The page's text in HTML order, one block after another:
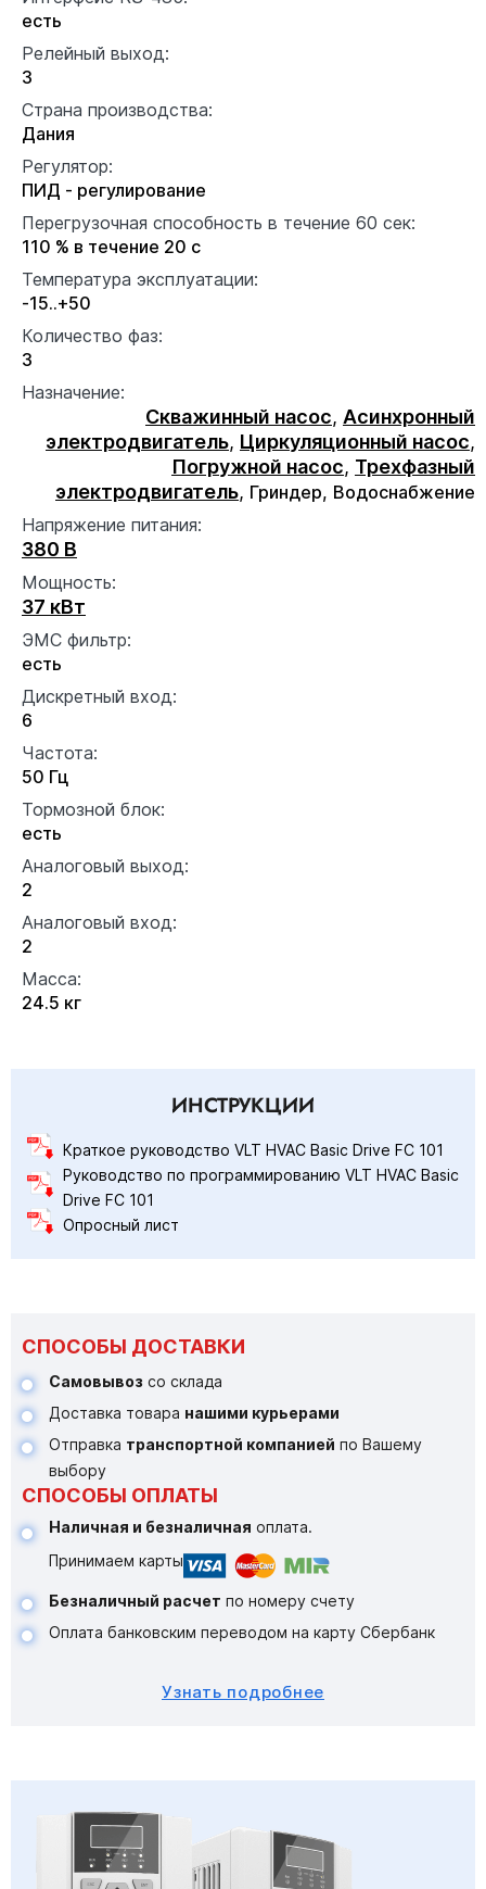
есть
Релейный выход:
3
Страна производства:
Дания
Регулятор:
ПИД - регулирование
Перегрузочная способность в течение 60 сек:
110 % в течение 20 с
Температура эксплуатации:
-15..+50
Количество фаз:
3
Назначение:
Скважинный насос, Асинхронный
электродвигатель, Циркуляционный насос,
Погружной насос, Трехфазный
электродвигатель, Гриндер, Водоснабжение
Напряжение питания:
380 В
Мощность:
37 кВт
ЭМС фильтр:
есть
Дискретный вход:
6
Частота:
50 Гц
Тормозной блок:
есть
Аналоговый выход:
2
Аналоговый вход:
2
Масса:
24.5 кг
ИНСТРУКЦИИ
Краткое руководство VLT HVAC Basic Drive FC 101
Руководство по программированию VLT HVAC Basic
Drive FC 101
Опросный лист
СПОСОБЫ ДОСТАВКИ
Самовывоз со склада
Доставка товара нашими курьерами
Отправка транспортной компанией по Вашему
выбору
СПОСОБЫ ОПЛАТЫ
Наличная и безналичная оплата.
Принимаем карты
Безналичный расчет по номеру счету
Оплата банковским переводом на карту Сбербанк
Узнать подробнее